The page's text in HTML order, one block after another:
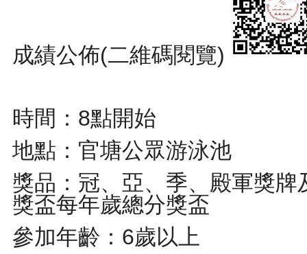
成績公佈(二維碼閱覽)
時間：8點開始
地點：官塘公眾游泳池
獎品：冠、亞、季、殿軍獎牌
獎盃每年歲總分獎盃
參加年齡：6歲以上